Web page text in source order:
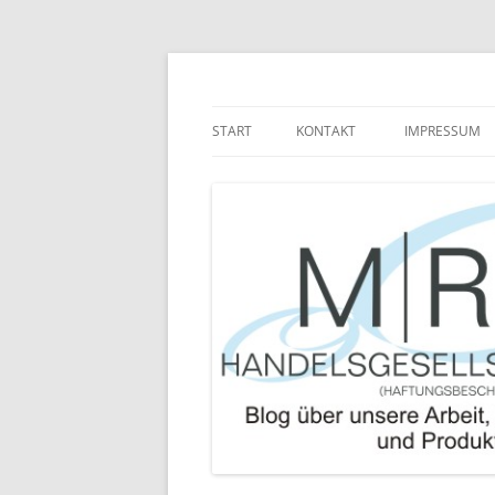
Zum
START KONTAKT IMPRESSUM